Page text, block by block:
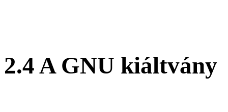
2.4 A GNU kiáltvány